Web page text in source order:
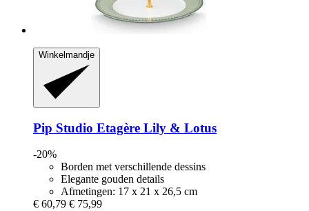
Winkelmandje
Pip Studio Etagère Lily & Lotus
-20%
Borden met verschillende dessins
Elegante gouden details
Afmetingen: 17 x 21 x 26,5 cm
€ 60,79 € 75,99